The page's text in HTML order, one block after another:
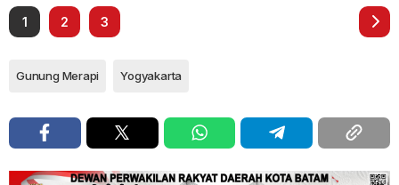
1 2 3
Gunung Merapi Yogyakarta